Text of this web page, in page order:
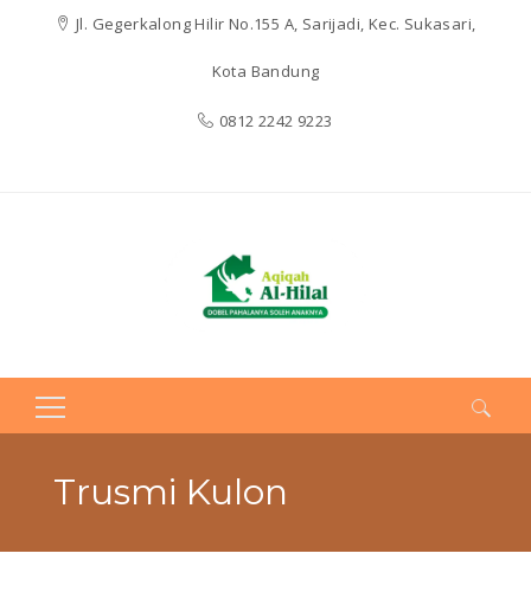
Jl. Gegerkalong Hilir No.155 A, Sarijadi, Kec. Sukasari,
Kota Bandung
0812 2242 9223
Search
for:Trusmi Kulon